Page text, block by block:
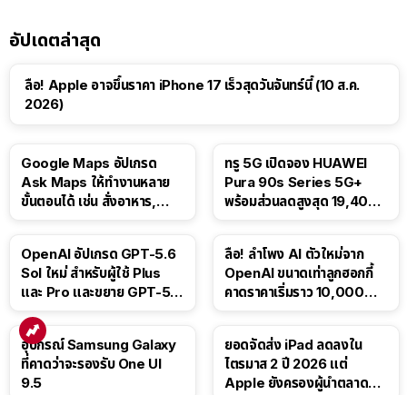
อัปเดตล่าสุด
ลือ! Apple อาจขึ้นราคา iPhone 17 เร็วสุดวันจันทร์นี้ (10 ส.ค.
2026)
Google Maps อัปเกรด
Ask Maps ให้ทำงานหลาย
ขั้นตอนได้ เช่น สั่งอาหาร,
ทรู 5G เปิดจอง HUAWEI
Pura 90s Series 5G+
พร้อมส่วนลดสูงสุด 19,400
OpenAI อัปเกรด GPT-5.6
Sol ใหม่ สำหรับผู้ใช้ Plus
และ Pro และขยาย GPT-5.6
ลือ! ลำโพง AI ตัวใหม่จาก
OpenAI ขนาดเท่าลูกฮอกกี้
คาดราคาเริ่มราว 10,000
อุปกรณ์ Samsung Galaxy
ที่คาดว่าจะรองรับ One UI
9.5
ยอดจัดส่ง iPad ลดลงใน
ไตรมาส 2 ปี 2026 แต่
Apple ยังครองผู้นำตลาด